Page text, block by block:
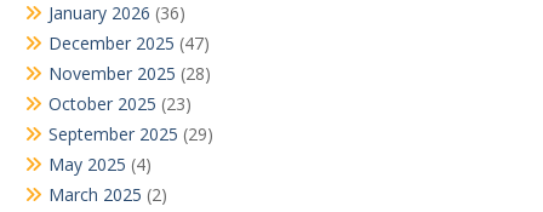
January 2026 (36)
December 2025 (47)
November 2025 (28)
October 2025 (23)
September 2025 (29)
May 2025 (4)
March 2025 (2)